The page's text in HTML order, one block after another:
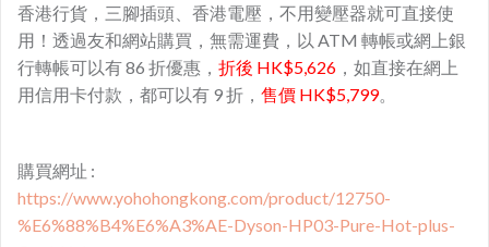
香港行貨，三腳插頭、香港電壓，不用變壓器就可直接使
用！透過友和網站購買，無需運費，以 ATM 轉帳或網上銀
行轉帳可以有 86 折優惠， 折後 HK$5,626 ，如直接在網上
用信用卡付款，都可以有 9 折， 售價 HK$5,799。
購買網址 :
https://www.yohohongkong.com/product/12750-
%E6%88%B4%E6%A3%AE-Dyson-HP03-Pure-Hot-plus-